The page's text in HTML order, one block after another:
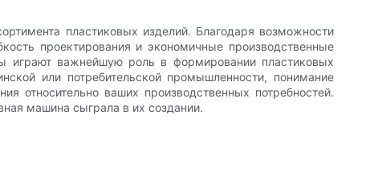
пластиковых изделий. Благодаря возможности
проектирования и экономичные производственные
играют важнейшую роль в формировании пластиковых
или потребительской промышленности, понимание
относительно ваших производственных потребностей.
машина сыграла в их создании.